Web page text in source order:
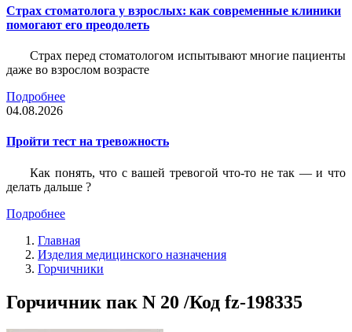
Страх стоматолога у взрослых: как современные клиники
помогают его преодолеть
Страх перед стоматологом испытывают многие пациенты
даже во взрослом возрасте
Подробнее
04.08.2026
Пройти тест на тревожность
Как понять, что с вашей тревогой что-то не так — и что
делать дальше ?
Подробнее
Главная
Изделия медицинского назначения
Горчичники
Горчичник пак N 20 /Код fz-198335